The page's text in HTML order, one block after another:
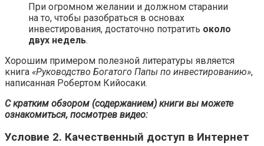
При огромном желании и должном старании
на то, чтобы разобраться в основах
инвестирования, достаточно потратить около
двух недель.
Хорошим примером полезной литературы является
книга «Руководство Богатого Папы по инвестированию»,
написанная Робертом Кийосаки.
С кратким обзором (содержанием) книги вы можете
ознакомиться, посмотрев видео:
Условие 2. Качественный доступ в Интернет